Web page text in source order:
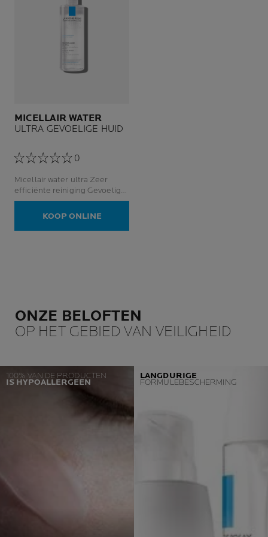
MICELLAIR WATER
ULTRA GEVOELIGE HUID
0
Micellair water ultra Zeer
efficiënte reiniging Gevoelige
huid
KOOP ONLINE
ONZE BELOFTEN
OP HET GEBIED VAN VEILIGHEID
100% VAN DE PRODUCTEN
IS HYPOALLERGEEN
LANGDURIGE
FORMULEBESCHERMING